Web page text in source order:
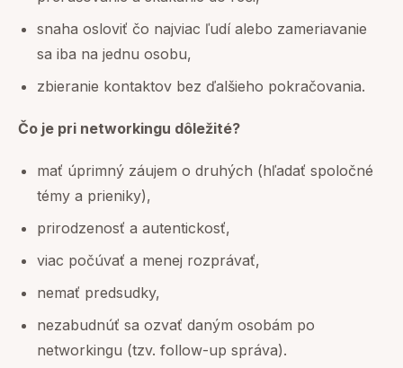
snaha osloviť čo najviac ľudí alebo zameriavanie
sa iba na jednu osobu,
zbieranie kontaktov bez ďalšieho pokračovania.
Čo je pri networkingu dôležité?
mať úprimný záujem o druhých (hľadať spoločné
témy a prieniky),
prirodzenosť a autentickosť,
viac počúvať a menej rozprávať,
nemať predsudky,
nezabudnúť sa ozvať daným osobám po
networkingu (tzv. follow-up správa).